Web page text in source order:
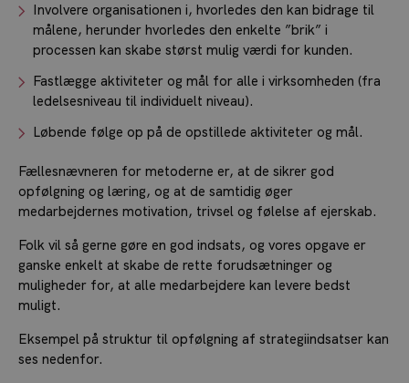
Involvere organisationen i, hvorledes den kan bidrage til
målene, herunder hvorledes den enkelte ”brik” i
processen kan skabe størst mulig værdi for kunden.
Fastlægge aktiviteter og mål for alle i virksomheden (fra
ledelsesniveau til individuelt niveau).
Løbende følge op på de opstillede aktiviteter og mål.
Fællesnævneren for metoderne er, at de sikrer god
opfølgning og læring, og at de samtidig øger
medarbejdernes motivation, trivsel og følelse af ejerskab.
Folk vil så gerne gøre en god indsats, og vores opgave er
ganske enkelt at skabe de rette forudsætninger og
muligheder for, at alle medarbejdere kan levere bedst
muligt.
Eksempel på struktur til opfølgning af strategiindsatser kan
ses nedenfor.